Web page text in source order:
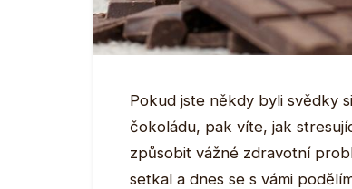
Pokud jste někdy byli svědky
čokoládu, pak víte, jak
způsobit vážné zdravotní
setkal a dnes se s vámi